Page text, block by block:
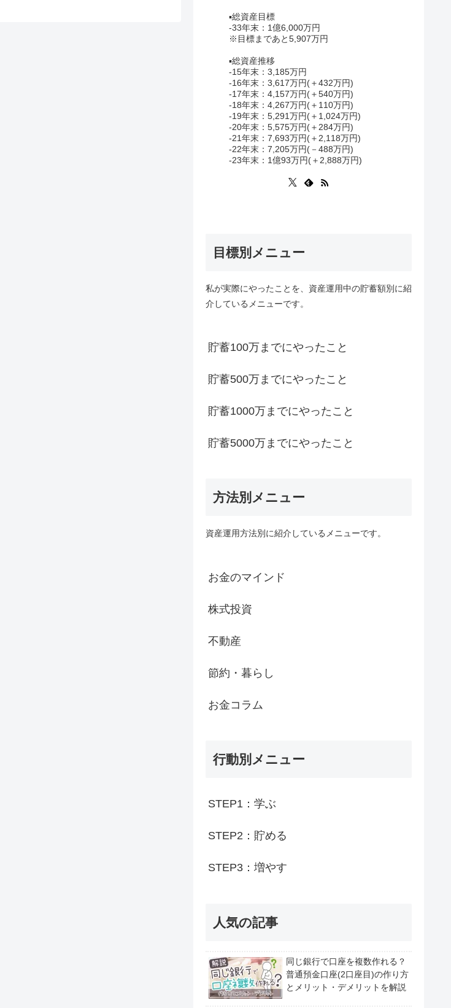
▪総資産目標
-33年末：1億6,000万円
※目標まであと5,907万円
▪総資産推移
-15年末：3,185万円
-16年末：3,617万円(＋432万円)
-17年末：4,157万円(＋540万円)
-18年末：4,267万円(＋110万円)
-19年末：5,291万円(＋1,024万円)
-20年末：5,575万円(＋284万円)
-21年末：7,693万円(＋2,118万円)
-22年末：7,205万円(－488万円)
-23年末：1億93万円(＋2,888万円)
目標別メニュー
私が実際にやったことを、資産運用中の貯蓄額別に紹
介しているメニューです。
貯蓄100万までにやったこと
貯蓄500万までにやったこと
貯蓄1000万までにやったこと
貯蓄5000万までにやったこと
方法別メニュー
資産運用方法別に紹介しているメニューです。
お金のマインド
株式投資
不動産
節約・暮らし
お金コラム
行動別メニュー
STEP1：学ぶ
STEP2：貯める
STEP3：増やす
人気の記事
同じ銀行で口座を複数作れる？
普通預金口座(2口座目)の作り方
とメリット・デメリットを解説